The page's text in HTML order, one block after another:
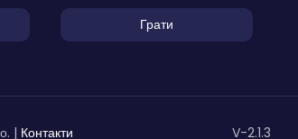
Грати
| Контакти V-2.1.3